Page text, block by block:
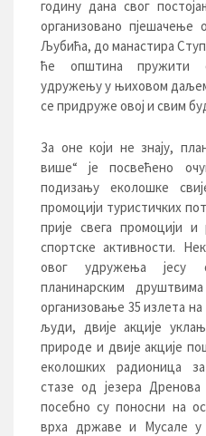
годину дана свог
организовано пјешачење
Љубића, до манастира
ће општина пружити
удружењу у њиховом
се придруже овој и свим
За оне који не знају,
више“ је посвећено
подизању еколошке
промоцији туристичких
прије свега промоцији и
спортске активности.
овог удружења јесу
планинарским
организовање 35 излета на
људи, двије акције
природе и двије акције
еколошких радионица
стазе од језера
посебно су поносни на
врха државе и Мусале у